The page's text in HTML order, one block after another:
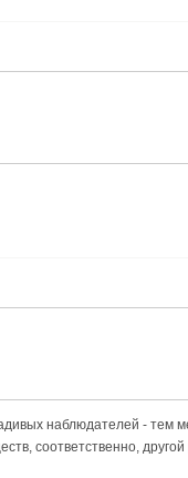
наблюдателей - тем
соответственно,